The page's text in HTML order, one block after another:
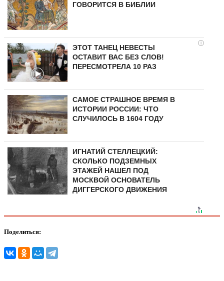
ГОВОРИТСЯ В БИБЛИИ
i
ЭТОТ ТАНЕЦ НЕВЕСТЫ
ОСТАВИТ ВАС БЕЗ СЛОВ!
ПЕРЕСМОТРЕЛА 10 РАЗ
САМОЕ СТРАШНОЕ ВРЕМЯ В
ИСТОРИИ РОССИИ: ЧТО
СЛУЧИЛОСЬ В 1604 ГОДУ
ИГНАТИЙ СТЕЛЛЕЦКИЙ:
СКОЛЬКО ПОДЗЕМНЫХ
ЭТАЖЕЙ НАШЕЛ ПОД
МОСКВОЙ ОСНОВАТЕЛЬ
ДИГГЕРСКОГО ДВИЖЕНИЯ
Поделиться: